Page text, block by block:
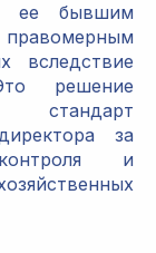
ее бывшим
вследствие
решение
за
и